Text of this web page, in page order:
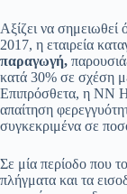
Αξίζει να σημειωθεί
2017, η εταιρεία
παραγωγή,
κατά 30% σε σχέση
Επιπρόσθετα, η ΝΝ
απαίτηση
συγκεκριμένα σε
Σε μία περίοδο που
πλήγματα και τα